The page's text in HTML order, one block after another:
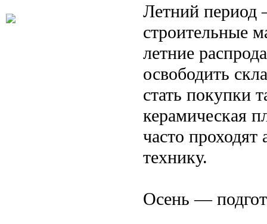
Летний период
строительные
летние
освободить
стать покупки
керамическая
часто
технику.
Осень —